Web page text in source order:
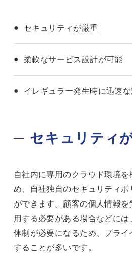
セキュリティが厳重
柔軟なサービス設計が可能
イレギュラー発生時に迅速
セキュリティ
自社内に専用のクラウド環境
め、自社独自のセキュリティポ
ができます。顧客の個人情報
用する必要がある場合などには
体制が必要になるため、プラ
することが多いです。